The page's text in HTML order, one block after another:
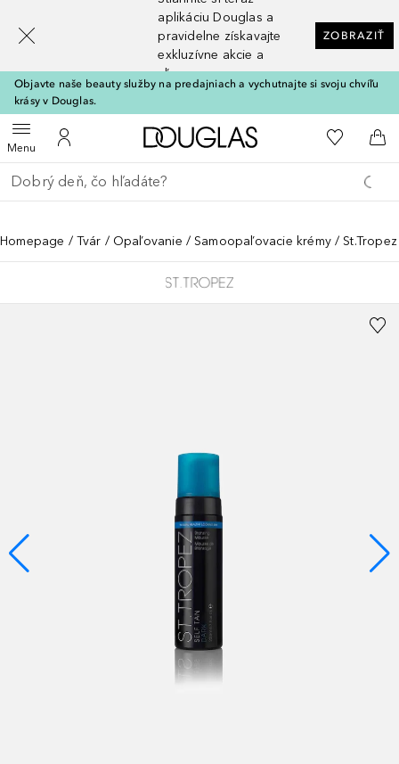
aplikáciu Douglas a
pravidelne získavajte
exkluzívne akcie a
zľavy
ZOBRAZIŤ
Objavte naše beauty služby na predajniach a vychutnajte si svoju chvíľu
krásy v Douglas.
MenuOtvoriť menuDo môjho účtu
Domov Do môjho
Do
Choď späť
Vykonajte vyhľadávanie
Homepage Tvár Opaľovanie Samoopaľovacie krémy
[navigation.slideout.screenreader]